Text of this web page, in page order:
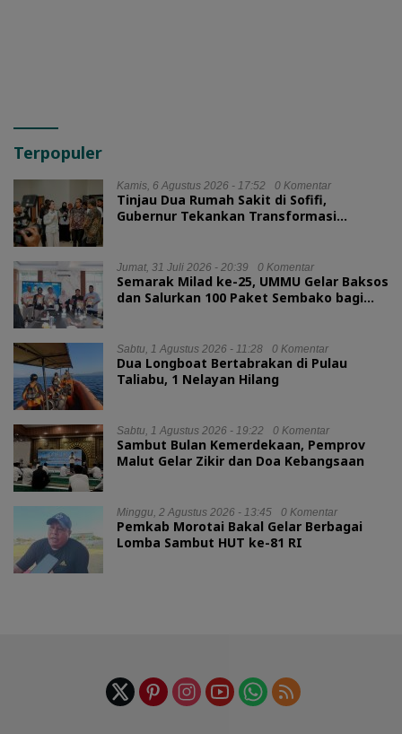
Terpopuler
Kamis, 6 Agustus 2026 - 17:52 0 Komentar
Tinjau Dua Rumah Sakit di Sofifi,
Gubernur Tekankan Transformasi
Jumat, 31 Juli 2026 - 20:39 0 Komentar
Semarak Milad ke-25, UMMU Gelar Baksos
dan Salurkan 100 Paket Sembako bagi
Sabtu, 1 Agustus 2026 - 11:28 0 Komentar
Dua Longboat Bertabrakan di Pulau
Taliabu, 1 Nelayan Hilang
Sabtu, 1 Agustus 2026 - 19:22 0 Komentar
Sambut Bulan Kemerdekaan, Pemprov
Malut Gelar Zikir dan Doa Kebangsaan
Minggu, 2 Agustus 2026 - 13:45 0 Komentar
Pemkab Morotai Bakal Gelar Berbagai
Lomba Sambut HUT ke-81 RI